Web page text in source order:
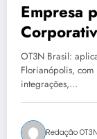
Empresa
Instáveis
Brasil –
OT3N Brasil:
Florianópolis,
integrações,…
Redação OT3N